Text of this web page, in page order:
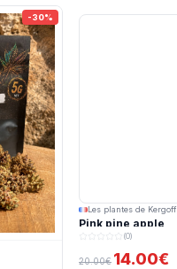
-30%
Les plantes de Kergoff
Pink pine apple
(0)
20.00€ 14.00€